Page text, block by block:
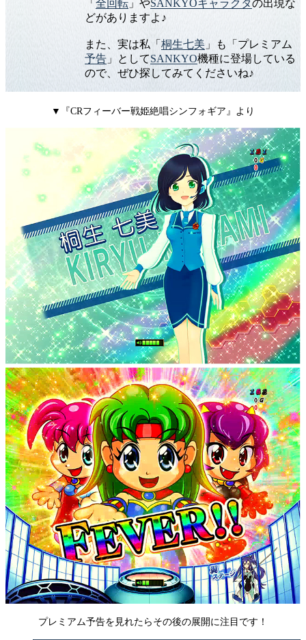
「 全回転 」やSANKYOキャラクタの出現な
どがありますよ♪
また、実は私「 桐生七美 」も「プレミアム
予告 」としてSANKYO機種に登場している
ので、ぜひ探してみてくださいね♪
▼『CRフィーバー戦姫絶唱シンフォギア』より
プレミアム予告を見れたらその後の展開に注目です！